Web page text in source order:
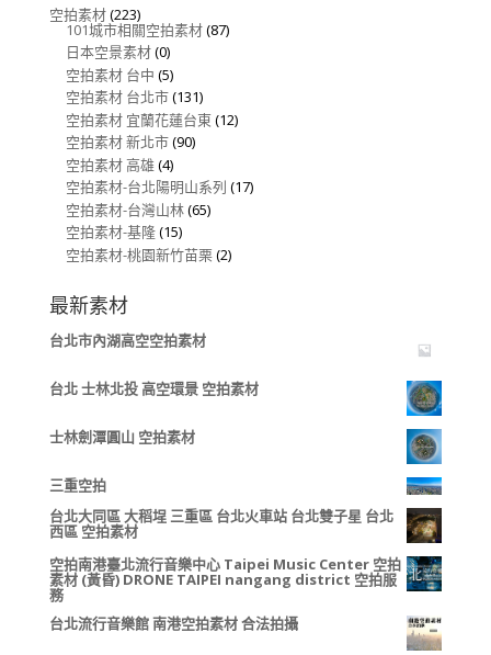
空拍素材(223)
101城市相關空拍素材(87)
日本空景素材(0)
空拍素材 台中 (5)
空拍素材 台北市(131)
空拍素材 宜蘭花蓮台東(12)
空拍素材 新北市(90)
空拍素材 高雄 (4)
空拍素材-台北陽明山系列 (17)
空拍素材-台灣山林(65)
空拍素材-基隆(15)
空拍素材-桃園新竹苗栗(2)
最新素材
台北市內湖高空空拍素材
台北 士林北投 高空環景 空拍素材
士林劍潭圓山 空拍素材
三重空拍
台北大同區 大稻埕 三重區 台北火車站 台北雙子星 台北
西區 空拍素材
空拍南港臺北流行音樂中心 Taipei Music Center 空拍
素材 (黃昏) DRONE TAIPEI nangang district 空拍服
務
台北流行音樂館 南港空拍素材 合法拍攝